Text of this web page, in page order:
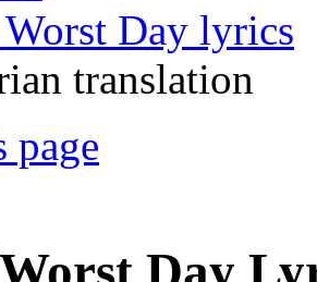
Day lyrics
translation
page